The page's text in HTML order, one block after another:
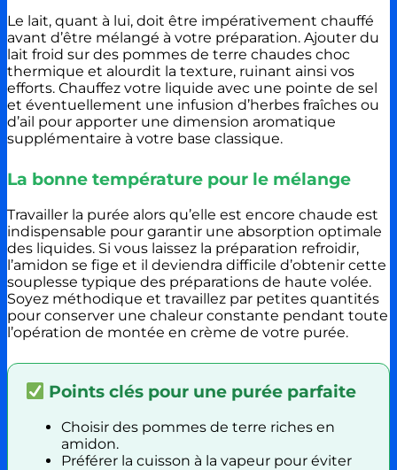
Le lait, quant à lui, doit être impérativement chauffé
avant d’être mélangé à votre préparation. Ajouter du
lait froid sur des pommes de terre chaudes choc
thermique et alourdit la texture, ruinant ainsi vos
efforts. Chauffez votre liquide avec une pointe de sel
et éventuellement une infusion d’herbes fraîches ou
d’ail pour apporter une dimension aromatique
supplémentaire à votre base classique.
La bonne température pour le mélange
Travailler la purée alors qu’elle est encore chaude est
indispensable pour garantir une absorption optimale
des liquides. Si vous laissez la préparation refroidir,
l’amidon se fige et il deviendra difficile d’obtenir cette
souplesse typique des préparations de haute volée.
Soyez méthodique et travaillez par petites quantités
pour conserver une chaleur constante pendant toute
l’opération de montée en crème de votre purée.
Points clés pour une purée parfaite
Choisir des pommes de terre riches en
amidon.
Préférer la cuisson à la vapeur pour éviter